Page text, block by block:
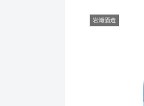
ッシュな味わ
残しました。
米吟醸 匠の香
岩瀬酒造